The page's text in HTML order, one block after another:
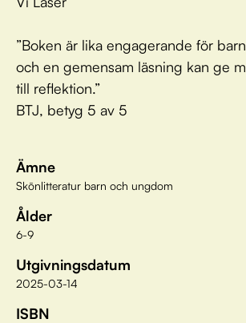
”Boken är lika engagerande för
och en gemensam läsning kan ge
till reflektion.”
BTJ, betyg 5 av 5
Ämne
Skönlitteratur barn och ungdom
Ålder
6-9
Utgivningsdatum
2025-03-14
ISBN